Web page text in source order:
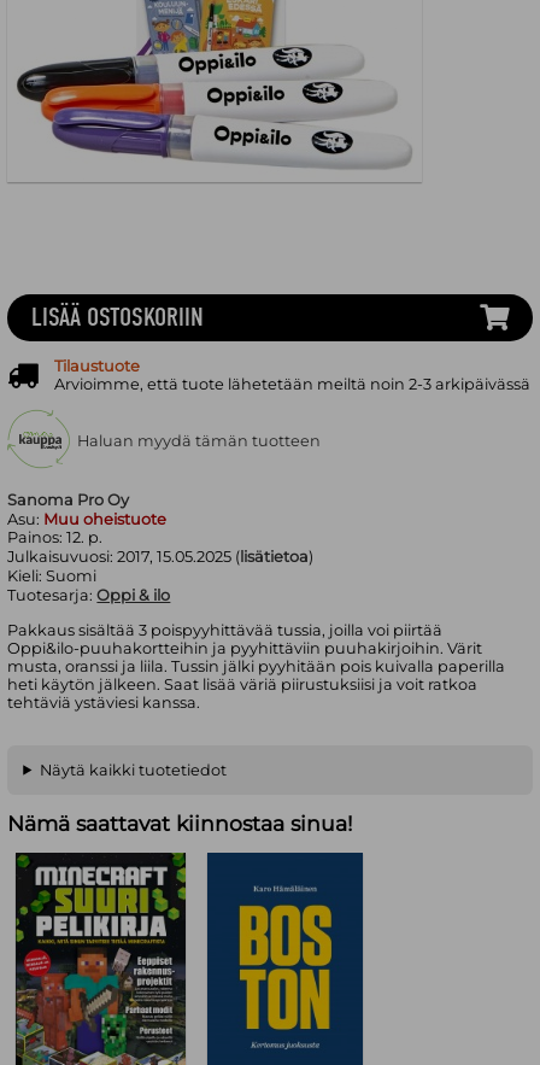
Sanoma Pro Oy
Asu: Muu oheistuote
Painos:12. p.
Julkaisuvuosi:2017, 15.05.2025 ( lisätietoa)
Kieli:Suomi
Tuotesarja: Oppi & ilo
Pakkaus sisältää 3 poispyyhittävää tussia, joilla voi piirtää
Oppi&ilo-puuhakortteihin ja pyyhittäviin puuhakirjoihin. Värit
musta, oranssi ja liila. Tussin jälki pyyhitään pois kuivalla paperilla
heti käytön jälkeen. Saat lisää väriä piirustuksiisi ja voit ratkoa
tehtäviä ystäviesi kanssa.
LISÄÄ OSTOSKORIIN
Tilaustuote
Arvioimme, että tuote lähetetään meiltä noin 2-3 arkipäivässä
Haluan myydä tämän tuotteen
Näytä kaikki tuotetiedot
Nämä saattavat kiinnostaa sinua!